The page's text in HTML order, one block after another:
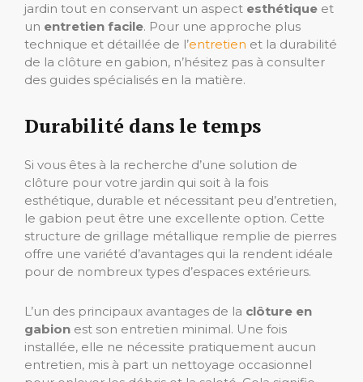
jardin tout en conservant un aspect esthétique et
un entretien facile. Pour une approche plus
technique et détaillée de l’entretien et la durabilité
de la clôture en gabion, n’hésitez pas à consulter
des guides spécialisés en la matière.
Durabilité dans le temps
Si vous êtes à la recherche d’une solution de
clôture pour votre jardin qui soit à la fois
esthétique, durable et nécessitant peu d’entretien,
le gabion peut être une excellente option. Cette
structure de grillage métallique remplie de pierres
offre une variété d’avantages qui la rendent idéale
pour de nombreux types d’espaces extérieurs.
L’un des principaux avantages de la clôture en
gabion est son entretien minimal. Une fois
installée, elle ne nécessite pratiquement aucun
entretien, mis à part un nettoyage occasionnel